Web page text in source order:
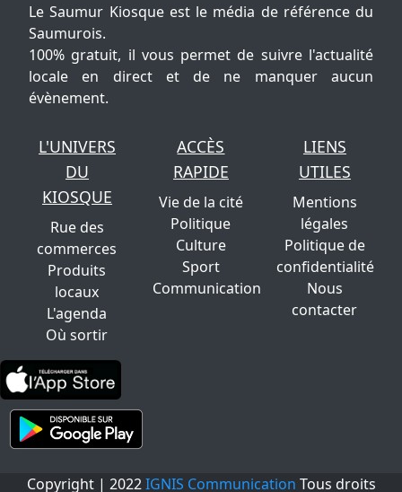
Le Saumur Kiosque est le média de référence du
Saumurois.
100% gratuit, il vous permet de suivre l'actualité
locale en direct et de ne manquer aucun
évènement.
L'UNIVERS
DU
KIOSQUE
Rue des
commerces
Produits
locaux
L'agenda
Où sortir
ACCÈS
RAPIDE
Vie de la cité
Politique
Culture
Sport
Communication
LIENS
UTILES
Mentions
légales
Politique de
confidentialité
Nous
contacter
Copyright | 2022IGNIS Communication Tous droits